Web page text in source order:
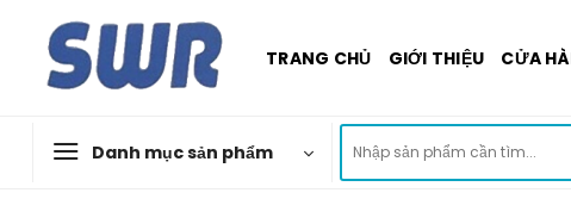
content
TRANG CHỦ GIỚI THIỆU CỬA
Danh mục sản phẩm
kiếm: